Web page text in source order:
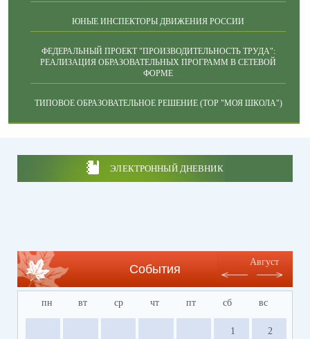
ЮНЫЕ ИНСПЕКТОРЫ ДВИЖЕНИЯ РОССИИ
ФЕДЕРАЛЬНЫЙ ПРОЕКТ "ПРОИЗВОДИТЕЛЬНОСТЬ ТРУДА":
РЕАЛИЗАЦИЯ ОБРАЗОВАТЕЛЬНЫХ ПРОГРАММ В СЕТЕВОЙ
ФОРМЕ
ТИПОВОЕ ОБРАЗОВАТЕЛЬНОЕ РЕШЕНИЕ (ТОР "МОЯ ШКОЛА")
ЭЛЕКТРОННЫЙ ДНЕВНИК
События
Август
пн вт ср чт пт сб вс
1 2